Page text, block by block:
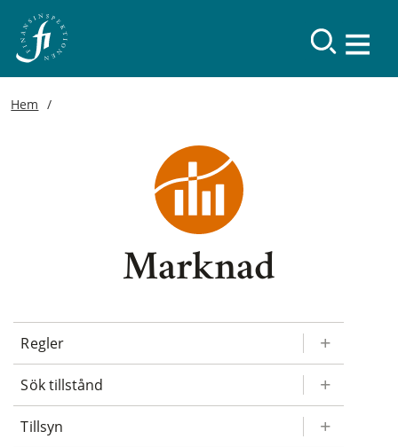
Hem
Marknad
Regler
Sök tillstånd
Tillsyn